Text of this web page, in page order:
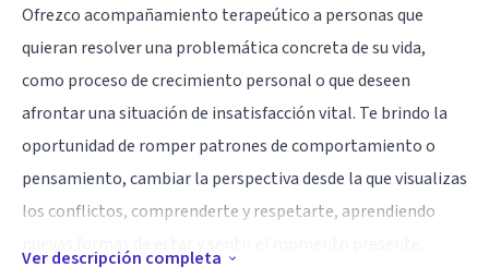
Ofrezco acompañamiento terapeútico a personas que
quieran resolver una problemática concreta de su vida,
como proceso de crecimiento personal o que deseen
afrontar una situación de insatisfacción vital. Te brindo la
oportunidad de romper patrones de comportamiento o
pensamiento, cambiar la perspectiva desde la que visualizas
los conflictos, comprenderte y respetarte, aprendiendo
Ver descripción completa